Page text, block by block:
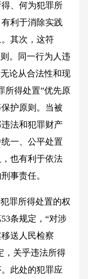
、何为犯罪所
利于消除实践
其次，这符
。同一行为人违
论从合法性和现
所得处置”优先原
护原则。当被
法和犯罪财产
一、公平处置
也有利于依法
事责任。
罪所得处置的权
条规定，“对涉
送人民检察
，关乎违法所得
此处的犯罪应